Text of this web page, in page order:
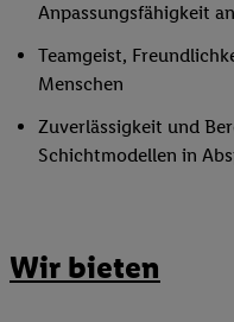
Anpassungsfähigkeit
Teamgeist,
Menschen
Zuverlässigkeit und
Schichtmodellen in
Wir bieten